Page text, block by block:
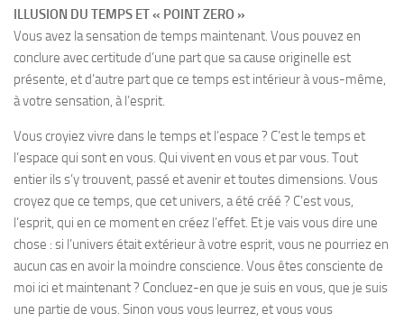
ILLUSION DU TEMPS ET « POINT ZERO »
Vous avez la sensation de temps maintenant. Vous pouvez en
conclure avec certitude d’une part que sa cause originelle est
présente, et d’autre part que ce temps est intérieur à vous-même,
à votre sensation, à l’esprit.
Vous croyiez vivre dans le temps et l’espace ? C’est le temps et
l’espace qui sont en vous. Qui vivent en vous et par vous. Tout
entier ils s’y trouvent, passé et avenir et toutes dimensions. Vous
croyez que ce temps, que cet univers, a été créé ? C’est vous,
l’esprit, qui en ce moment en créez l’effet. Et je vais vous dire une
chose : si l’univers était extérieur à votre esprit, vous ne pourriez en
aucun cas en avoir la moindre conscience. Vous êtes consciente de
moi ici et maintenant ? Concluez-en que je suis en vous, que je suis
une partie de vous. Sinon vous vous leurrez, et vous vous